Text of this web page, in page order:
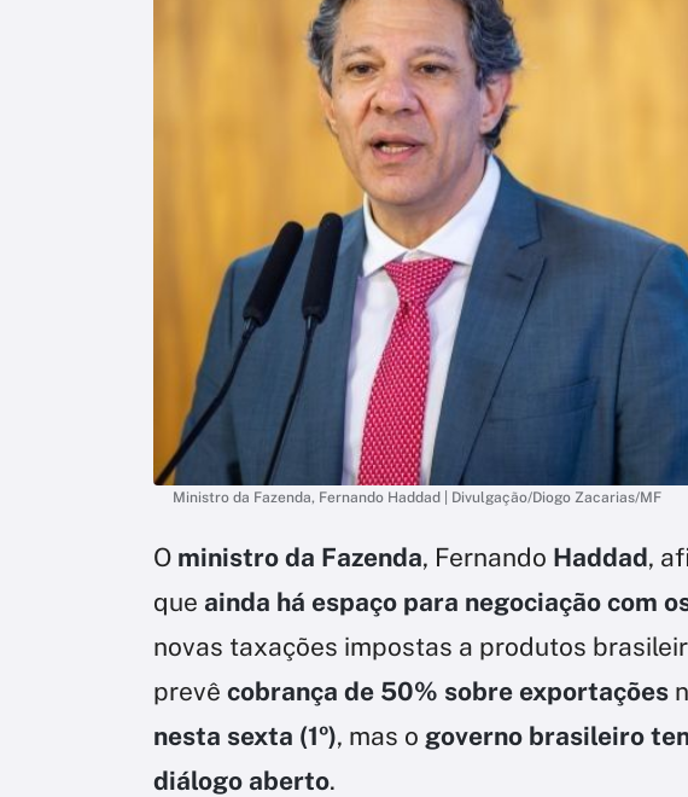
Ministro da Fazenda, Fernando Haddad | Divulgação/Diogo Zacarias/MF
O ministro da Fazenda, Fernando Haddad,
que ainda há espaço para negociação com
novas taxações impostas a produtos
prevê cobrança de 50% sobre exportações
nesta sexta (1º), mas o governo brasileiro
diálogo aberto.